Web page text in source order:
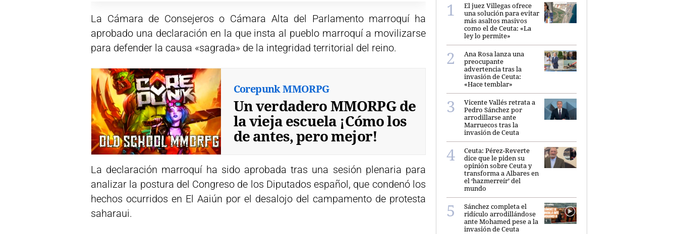
La Cámara de Consejeros o Cámara Alta del Parlamento marroquí ha
aprobado una declaración en la que insta al pueblo marroquí a movilizarse
para defender la causa «sagrada» de la integridad territorial del reino.
Corepunk MMORPG
Un verdadero MMORPG de
la vieja escuela ¡Cómo los
de antes, pero mejor!
La declaración marroquí ha sido aprobada tras una sesión plenaria para
analizar la postura del Congreso de los Diputados español, que condenó los
hechos ocurridos en El Aaiún por el desalojo del campamento de protesta
saharaui.
El juez Villegas ofrece
una solución para evitar
más asaltos masivos
como el de Ceuta: «La
ley lo permite»
Ana Rosa lanza una
preocupante
advertencia tras la
invasión de Ceuta:
«Hace temblar»
Vicente Vallés retrata a
Pedro Sánchez por
arrodillarse ante
Marruecos tras la
invasión de Ceuta
Ceuta: Pérez-Reverte
dice que le piden su
opinión sobre Ceuta y
transforma a Albares en
el ‘hazmerreír’ del
mundo
Sánchez completa el
ridículo arrodillándose
ante Mohamed pese a la
invasión de Ceuta